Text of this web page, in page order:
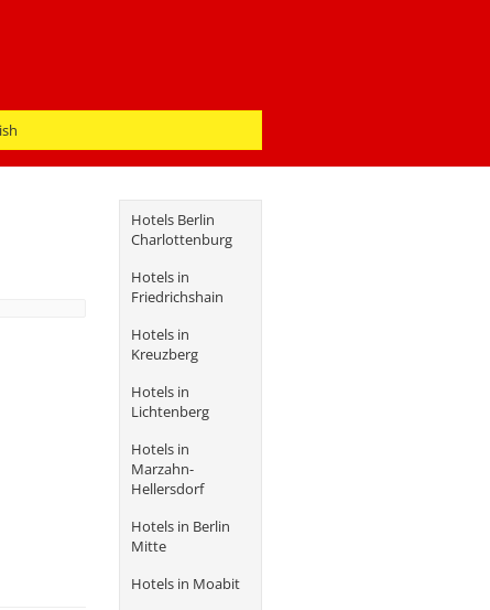
Hotels Berlin
Charlottenburg
Hotels in
Friedrichshain
Hotels in
Kreuzberg
Hotels in
Lichtenberg
Hotels in
Marzahn-
Hellersdorf
Hotels in Berlin
Mitte
Hotels in Moabit